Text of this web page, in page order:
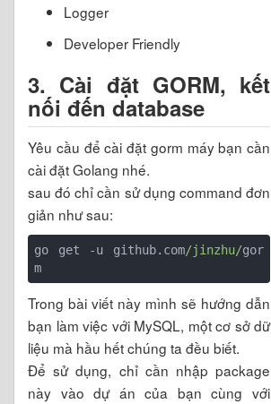
Logger
Developer Friendly
3. Cài đặt GORM, kết
nối đến database
Yêu cầu để cài đặt gorm máy bạn cần
cài đặt Golang nhé.
sau đó chỉ cần sử dụng command đơn
giản như sau:
go get -u github.com/jinzhu/gor
Trong bài viết này mình sẽ hướng dẫn
bạn làm việc với MySQL, một cơ sở dữ
liệu mà hầu hết chúng ta đều biết.
Để sử dụng, chỉ cần nhập package
này vào dự án của bạn cùng với